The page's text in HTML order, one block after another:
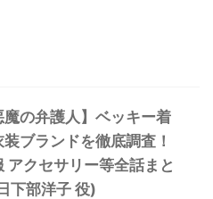
魔の弁護人】ベッキー着
装ブランドを徹底調査！
アクセサリー等全話まと
下部洋子 役)